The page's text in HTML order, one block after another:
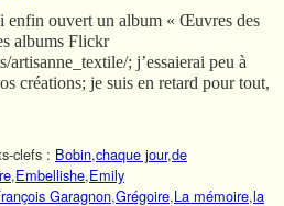
enfin ouvert un album « Œuvres des
albums Flickr
; j’essaierai peu à
créations; je suis en retard pour tout,
clefs : Bobin,chaque jour,de
,Embellishe,Emily
Garagnon,Grégoire,La mémoire,la